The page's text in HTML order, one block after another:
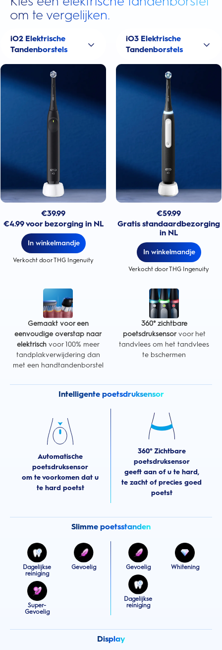
om te vergelijken.
iO2 Elektrische
Tandenborstels
€39.99
€4.99 voor bezorging in NL
In winkelmandje
Verkocht door THG Ingenuity
iO3 Elektrische
Tandenborstels
€59.99
Gratis standaardbezorging
in NL
In winkelmandje
Verkocht door THG Ingenuity
Gemaakt voor een
eenvoudige overstap naar
elektrischvoor 100% meer
tandplakverwijdering dan
met een handtandenborstel
360° zichtbare
poetsdruksensorvoor het
tandvlees om het tandvlees
te bschermen
Intelligente poetsdruksensor
Automatische
poetsdruksensor
om te voorkomen dat u
te hard poetst
360° Zichtbare
poetsdruksensor
geeft aan of u te hard,
te zacht of precies goed
poetst
Slimme poetsstanden
Dagelijkse
reiniging
Gevoelig
Super-
Gevoelig
Gevoelig Whitening
Dagelijkse
reiniging
Display